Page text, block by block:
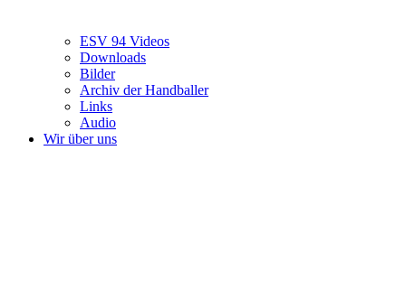
ESV 94 Videos
Downloads
Bilder
Archiv der Handballer
Links
Audio
Wir über uns